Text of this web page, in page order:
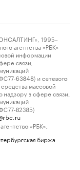
1995–
агентства «РБК»
информации
связи,
63848) и сетевого
массовой
в сфере связи,
82385)
«РБК».
биржа